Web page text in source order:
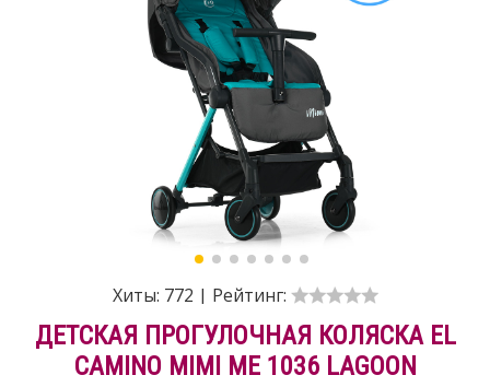
Хиты: 772 | Рейтинг:
ДЕТСКАЯ ПРОГУЛОЧНАЯ КОЛЯСКА EL
CAMINO MIMI ME 1036 LAGOON